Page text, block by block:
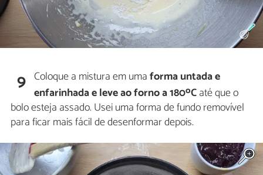
9 Coloque a mistura em umaforma untada e
enfarinhada e leve ao forno a 180oCaté que o
bolo esteja assado. Usei uma forma de fundo removível
para ficar mais fácil de desenformar depois.